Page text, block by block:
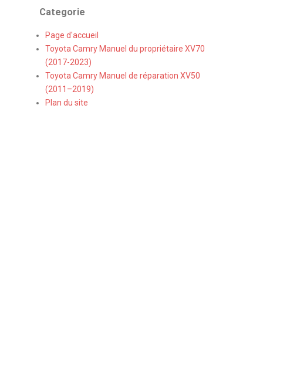
Categorie
Page d'accueil
Toyota Camry Manuel du propriétaire XV70
(2017-2023)
Toyota Camry Manuel de réparation XV50
(2011–2019)
Plan du site